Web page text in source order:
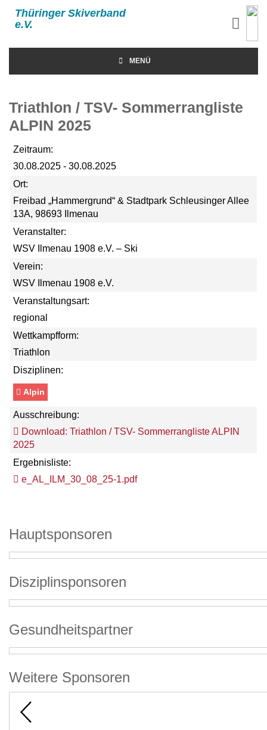
Thüringer Skiverband
e.V.
MENÜ
Triathlon / TSV- Sommerrangliste
ALPIN 2025
Zeitraum:
30.08.2025 - 30.08.2025
Ort:
Freibad „Hammergrund“ & Stadtpark Schleusinger Allee
13A, 98693 Ilmenau
Veranstalter:
WSV Ilmenau 1908 e.V. – Ski
Verein:
WSV Ilmenau 1908 e.V.
Veranstaltungsart:
regional
Wettkampfform:
Triathlon
Disziplinen:
Alpin
Ausschreibung:
Download: Triathlon / TSV- Sommerrangliste ALPIN
2025
Ergebnisliste:
e_AL_ILM_30_08_25-1.pdf
Hauptsponsoren
Disziplinsponsoren
Gesundheitspartner
Weitere Sponsoren